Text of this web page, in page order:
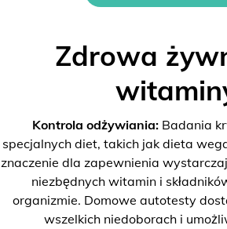
Zdrowa
Kontrola odżywiania:Badania
specjalnych diet, takich jak dieta
znaczenie dla zapewnienia
niezbędnych witamin i
organizmie. Domowe autotesty
wszelkich niedoborach i